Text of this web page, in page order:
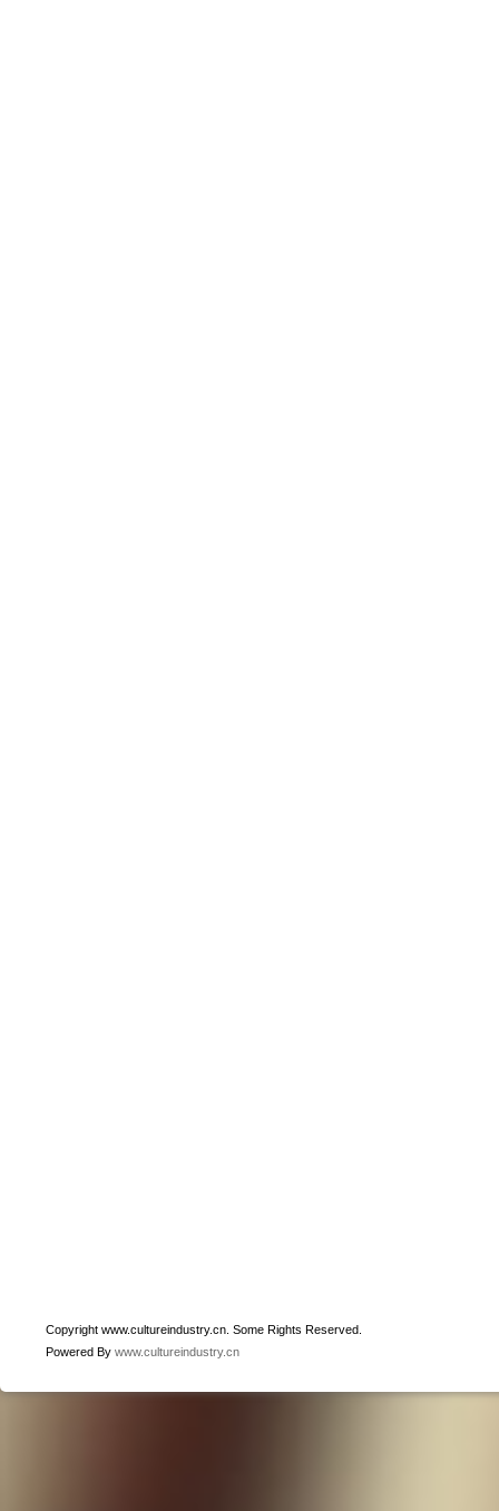
Copyright www.cultureindustry.cn. Some Rights Reserved.
Powered By www.cultureindustry.cn